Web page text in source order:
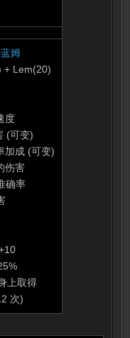
蓝姆
+ Lem(20)
度
(可变)
加成 (可变)
伤害
确率
上取得
次)